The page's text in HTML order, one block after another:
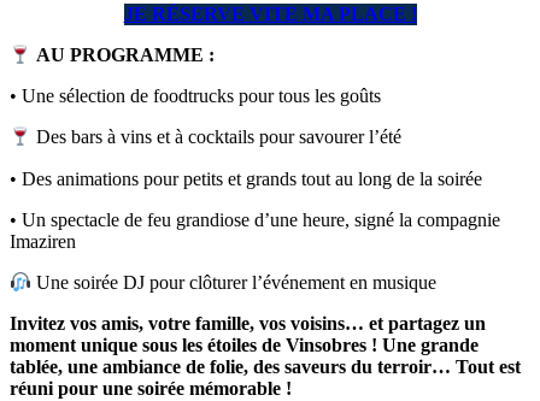
JE RÉSERVE VITE MA PLACE !
AU PROGRAMME :
• Une sélection de foodtrucks pour tous les goûts
Des bars à vins et à cocktails pour savourer l’été
• Des animations pour petits et grands tout au long de la soirée
• Un spectacle de feu grandiose d’une heure, signé la compagnie
Imaziren
Une soirée DJ pour clôturer l’événement en musique
Invitez vos amis, votre famille, vos voisins… et partagez un
moment unique sous les étoiles de Vinsobres ! Une grande
tablée, une ambiance de folie, des saveurs du terroir… Tout est
réuni pour une soirée mémorable !